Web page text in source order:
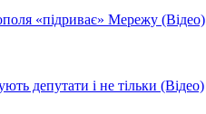
«підриває» Мережу (Відео)
депутати і не тільки (Відео)